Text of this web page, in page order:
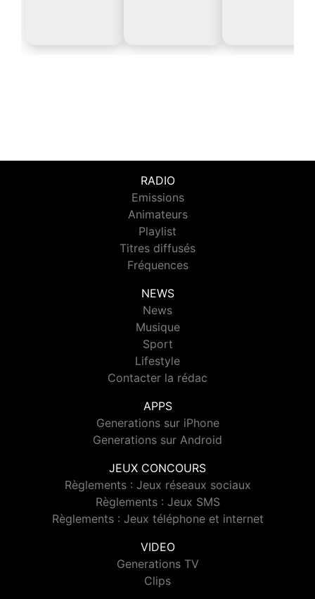
RADIO
Emissions
Animateurs
Playlist
Titres diffusés
Fréquences
NEWS
News
Musique
Sport
Lifestyle
Contacter la rédac
APPS
Generations sur iPhone
Generations sur Android
JEUX CONCOURS
Règlements : Jeux réseaux sociaux
Règlements : Jeux SMS
Règlements : Jeux téléphone et internet
VIDEO
Generations TV
Clips